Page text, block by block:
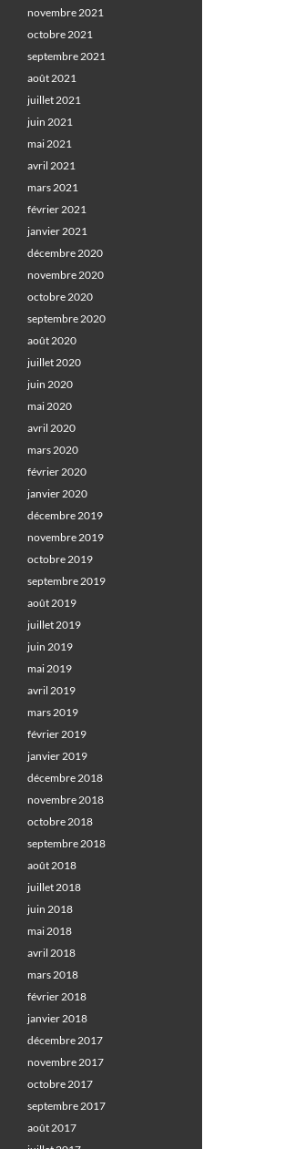
novembre 2021
octobre 2021
septembre 2021
août 2021
juillet 2021
juin 2021
mai 2021
avril 2021
mars 2021
février 2021
janvier 2021
décembre 2020
novembre 2020
octobre 2020
septembre 2020
août 2020
juillet 2020
juin 2020
mai 2020
avril 2020
mars 2020
février 2020
janvier 2020
décembre 2019
novembre 2019
octobre 2019
septembre 2019
août 2019
juillet 2019
juin 2019
mai 2019
avril 2019
mars 2019
février 2019
janvier 2019
décembre 2018
novembre 2018
octobre 2018
septembre 2018
août 2018
juillet 2018
juin 2018
mai 2018
avril 2018
mars 2018
février 2018
janvier 2018
décembre 2017
novembre 2017
octobre 2017
septembre 2017
août 2017